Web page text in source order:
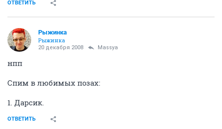
ОТВЕТИТЬ
Рыжинка
Рыжинка
20 декабря 2008 Massya
нпп
Спим в любимых позах:
1. Дарсик.
ОТВЕТИТЬ